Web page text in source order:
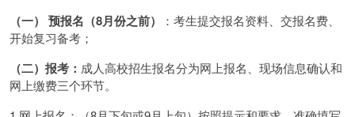
（一） 预报名（8月份之前）
：考生提交报名资料、交报名费、
开始复习备考；
（二）报考： 成人高校招生报名分为网上报名、现场信息确认和
网上缴费三个环节。